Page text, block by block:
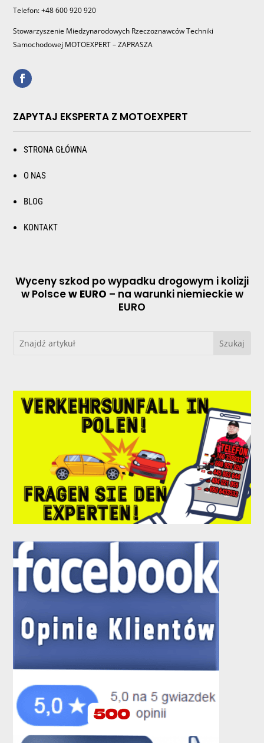
Telefon: +48 600 920 920
Stowarzyszenie Miedzynarodowych Rzeczoznawców Techniki
Samochodowej MOTOEXPERT – ZAPRASZA
ZAPYTAJ EKSPERTA Z MOTOEXPERT
STRONA GŁÓWNA
O NAS
BLOG
KONTAKT
Wyceny szkod po wypadku drogowym i kolizji
w Polscew EURO – na warunki niemieckie w
EURO